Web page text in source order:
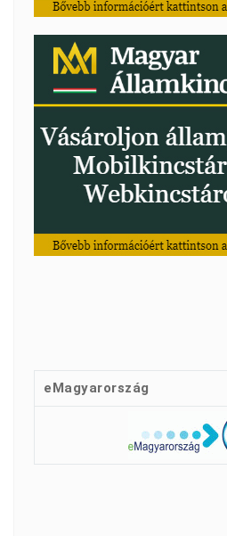
eMagyarország